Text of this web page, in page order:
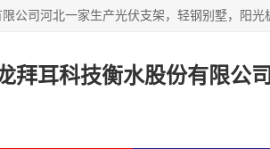
拜耳科技衡水股份有限公司